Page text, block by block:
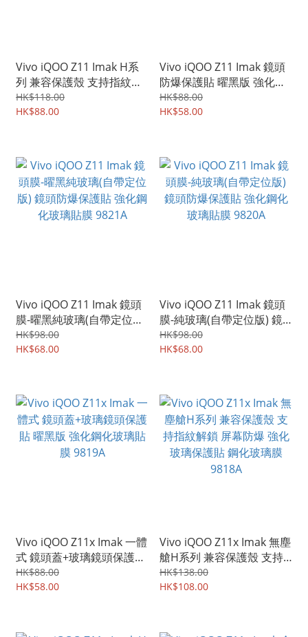
Vivo iQOO Z11 Imak H系
列 兼容保護殼 支持指紋解
鎖 屏幕防爆 強化玻璃保護
貼 鋼化玻璃膜 9823A
HK$118.00
HK$88.00
Vivo iQOO Z11 Imak 鏡頭
防爆保護貼 曜黑版 強化鋼
化玻璃貼膜 9822A
HK$88.00
HK$58.00
Vivo iQOO Z11 Imak 鏡頭
膜-曜黑純玻璃(自帶定位版)
鏡頭防爆保護貼 強化鋼化
玻璃貼膜 9821A
HK$98.00
HK$68.00
Vivo iQOO Z11 Imak 鏡頭
膜-純玻璃(自帶定位版) 鏡
頭防爆保護貼 強化鋼化玻
璃貼膜 9820A
HK$98.00
HK$68.00
Vivo iQOO Z11x Imak 一體
式 鏡頭蓋+玻璃鏡頭保護貼
曜黑版 強化鋼化玻璃貼膜
9819A
HK$88.00
HK$58.00
Vivo iQOO Z11x Imak 無塵
艙H系列 兼容保護殼 支持
指紋解鎖 屏幕防爆 強化玻
璃保護貼 鋼化玻璃膜
HK$138.00
HK$108.00